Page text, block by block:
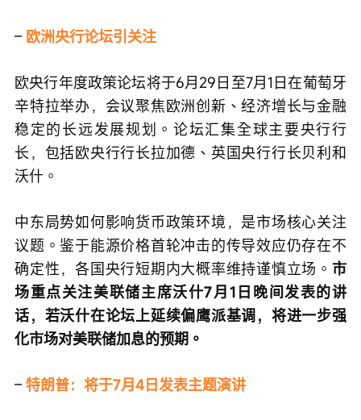
– 欧洲央行论坛引关注
欧央行年度政策论坛将于6月29日至7月1日在葡萄牙
辛特拉举办，会议聚焦欧洲创新、经济增长与金融
稳定的长远发展规划。论坛汇集全球主要央行行
长，包括欧央行行长拉加德、英国央行行长贝利和
沃什。
中东局势如何影响货币政策环境，是市场核心关注
议题。鉴于能源价格首轮冲击的传导效应仍存在不
确定性，各国央行短期内大概率维持谨慎立场。 市
场重点关注美联储主席沃什7月1日晚间发表的讲
话，若沃什在论坛上延续偏鹰派基调，将进一步强
化市场对美联储加息的预期。
– 特朗普：将于7月4日发表主题演讲